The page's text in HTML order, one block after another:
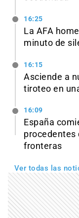
16:25
La AFA
minuto de
16:15
Asciende a
tiroteo en
16:09
España
procedentes
fronteras
Ver todas las